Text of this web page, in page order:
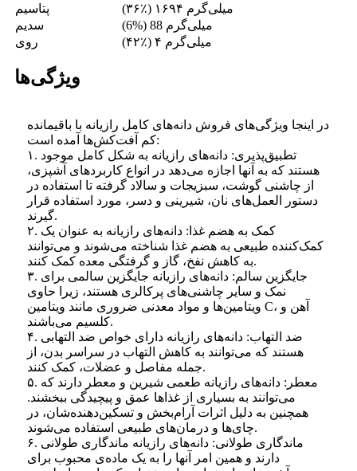
پتاسیم
(۳۶٪) ۱۶۹۴ میلی‌گرم
سدیم
(6%) 88 میلی‌گرم
روی
(۴۲٪) ۴ میلی‌گرم
ویژگی‌ها
در اینجا ویژگی‌های فروش دانه‌های کامل رازیانه با باقیمانده
کم آفت‌کش‌ها آمده است:
۱. تطبیق‌پذیری: دانه‌های رازیانه به شکل کامل موجود
هستند که به آنها اجازه می‌دهد در انواع کاربردهای آشپزی،
از چاشنی گوشت، سبزیجات و سالاد گرفته تا استفاده در
دستور العمل‌های نان، شیرینی و دسر، مورد استفاده قرار
گیرند.
۲. کمک به هضم غذا: دانه‌های رازیانه به عنوان یک
کمک‌کننده طبیعی به هضم غذا شناخته می‌شوند و می‌توانند
به کاهش نفخ، گاز و گرفتگی معده کمک کنند.
۳. جایگزین سالم: دانه‌های رازیانه جایگزین سالمی برای
نمک و سایر چاشنی‌های پرکالری هستند، زیرا حاوی
ویتامین‌ها و مواد معدنی ضروری مانند ویتامین C، آهن و
کلسیم می‌باشند.
۴. ضد التهاب: دانه‌های رازیانه دارای خواص ضد التهابی
هستند که می‌توانند به کاهش التهاب در سراسر بدن، از
جمله مفاصل و عضلات، کمک کنند.
۵. معطر: دانه‌های رازیانه طعمی شیرین و معطر دارند که
می‌توانند به بسیاری از غذاها عمق و پیچیدگی ببخشند.
همچنین به دلیل اثرات آرام‌بخش و تسکین‌دهنده‌شان، در
چای‌ها و درمان‌های طبیعی استفاده می‌شوند.
۶. ماندگاری طولانی: دانه‌های رازیانه ماندگاری طولانی
دارند و همین امر آنها را به یک ماده‌ی محبوب برای